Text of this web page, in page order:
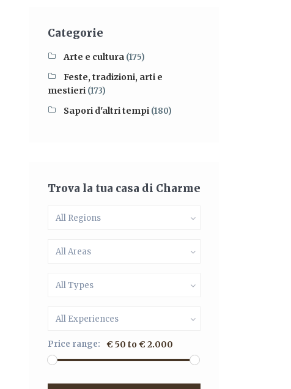
Categorie
Arte e cultura (175)
Feste, tradizioni, arti e
mestieri (173)
Sapori d'altri tempi (180)
Trova la tua casa di Charme
All Regions
All Areas
All Types
All Experiences
Price range: € 50 to € 2.000